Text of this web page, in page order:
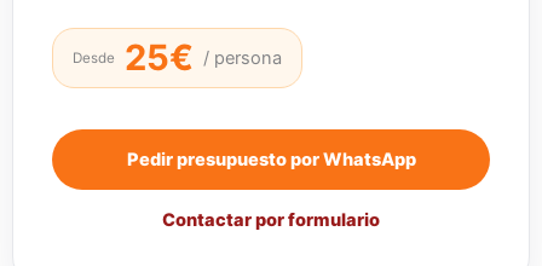
Desde 25€ / persona
Pedir presupuesto por WhatsApp
Contactar por formulario